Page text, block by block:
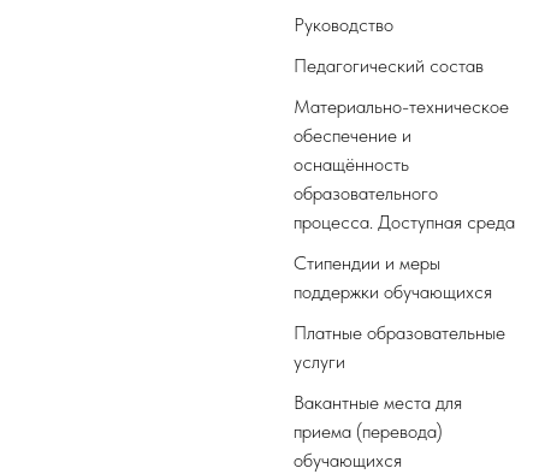
Руководство
Педагогический состав
Материально-техническое
обеспечение и
оснащённость
образовательного
процесса. Доступная среда
Стипендии и меры
поддержки обучающихся
Платные образовательные
услуги
Вакантные места для
приема (перевода)
обучающихся